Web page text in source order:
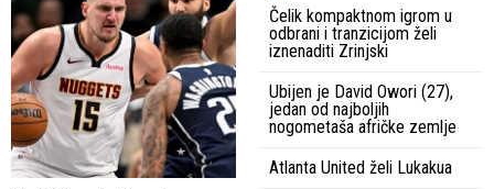
Čelik kompaktnom igrom u
odbrani i tranzicijom želi
iznenaditi Zrinjski
Ubijen je David Owori (27),
jedan od najboljih
nogometaša afričke zemlje
Atlanta United želi Lukakua